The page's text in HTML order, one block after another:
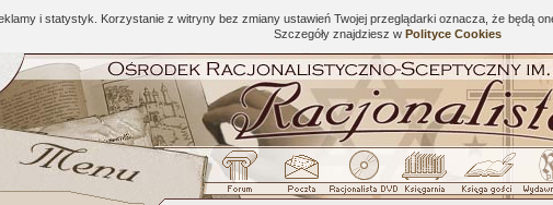
i statystyk. Korzystanie z witryny bez zmiany ustawień Twojej przeglądarki oznacza, że będą
Szczegóły znajdziesz w Polityce Cookies